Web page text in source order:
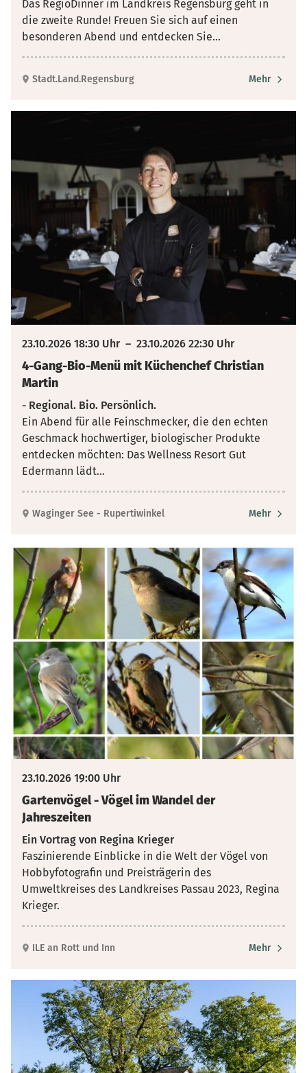
Das RegioDinner im Landkreis Regensburg geht in
die zweite Runde! Freuen Sie sich auf einen
besonderen Abend und entdecken Sie...
Stadt.Land.Regensburg Mehr
23.10.2026 18:30 Uhr– 23.10.2026 22:30 Uhr
4-Gang-Bio-Menü mit Küchenchef Christian
Martin
- Regional. Bio. Persönlich.
Ein Abend für alle Feinschmecker, die den echten
Geschmack hochwertiger, biologischer Produkte
entdecken möchten: Das Wellness Resort Gut
Edermann lädt...
Waginger See - Rupertiwinkel Mehr
23.10.2026 19:00 Uhr
Gartenvögel - Vögel im Wandel der
Jahreszeiten
Ein Vortrag von Regina Krieger
Faszinierende Einblicke in die Welt der Vögel von
Hobbyfotografin und Preisträgerin des
Umweltkreises des Landkreises Passau 2023, Regina
Krieger.
ILE an Rott und Inn Mehr